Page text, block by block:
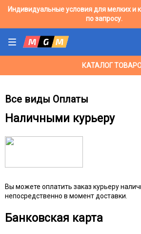
Индивидуальные условия для мелких и
по запросу.
КАТАЛОГ
Все виды Оплаты
Наличными курьеру
Вы можете оплатить заказ курьеру
непосредственно в момент доставки.
Банковская карта